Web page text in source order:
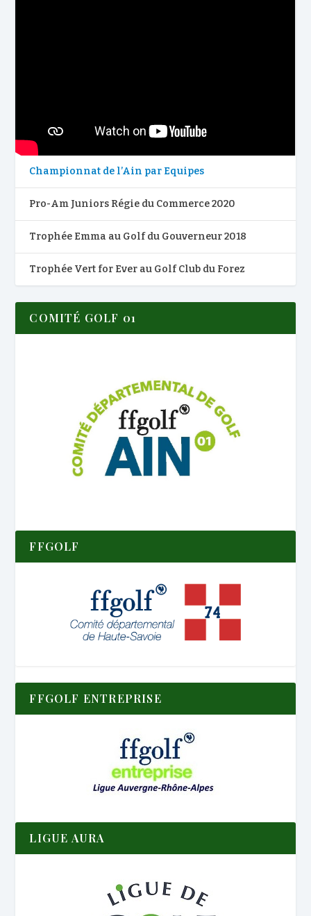
Championnat de l’Ain par Equipes
Pro-Am Juniors Régie du Commerce 2020
Trophée Emma au Golf du Gouverneur 2018
Trophée Vert for Ever au Golf Club du Forez
COMITÉ GOLF 01
FFGOLF
FFGOLF ENTREPRISE
LIGUE AURA